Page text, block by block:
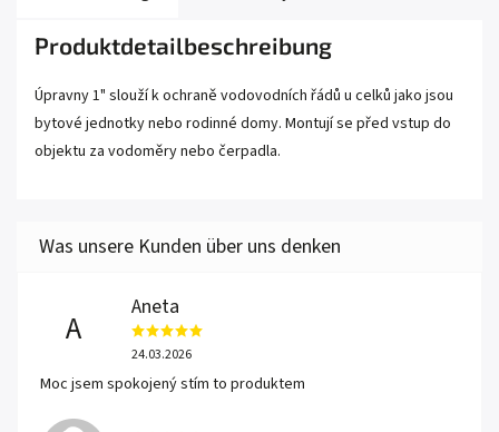
Produktdetailbeschreibung
Úpravny 1" slouží k ochraně vodovodních řádů u celků jako jsou
bytové jednotky nebo rodinné domy. Montují se před vstup do
objektu za vodoměry nebo čerpadla.
A
Aneta
24.03.2026
Moc jsem spokojený stím to produktem